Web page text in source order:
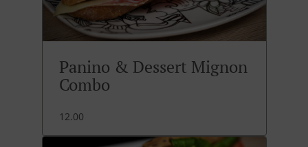
Panino & Dessert Mignon
Combo
12.00